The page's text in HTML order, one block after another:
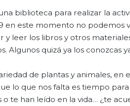
biblioteca para realizar la
en este momento no podemos
leer los libros y otros
Algunos quizá ya los conozcas
de plantas y animales, en
lo que nos falta es tiempo
te han leído en la vida… ¿te